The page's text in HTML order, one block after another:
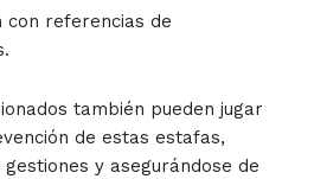
con referencias de
también pueden jugar
de estas estafas,
y asegurándose de